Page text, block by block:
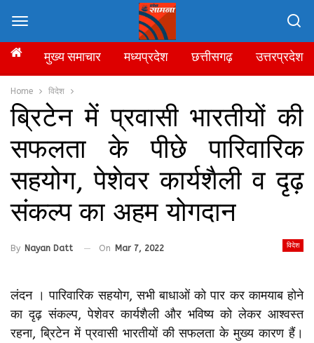
Home विदेश
ब्रिटेन में प्रवासी भारतीयों की
सफलता के पीछे पारिवारिक
सहयोग, पेशेवर कार्यशैली व दृढ़
संकल्प का अहम योगदान
विदेश
By Nayan Datt On Mar 7, 2022
लंदन । पारिवारिक सहयोग, सभी बाधाओं को पार कर कामयाब होने
का दृढ़ संकल्प, पेशेवर कार्यशैली और भविष्य को लेकर आश्वस्त
रहना, ब्रिटेन में प्रवासी भारतीयों की सफलता के मुख्य कारण हैं।
मुख्य समाचार मध्यप्रदेश छत्तीसगढ़ उत्तरप्रदेश